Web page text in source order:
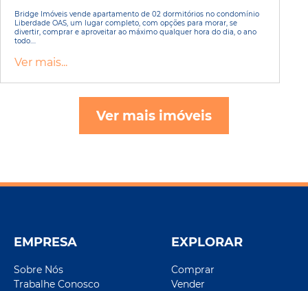
Bridge Imóveis vende apartamento de 02 dormitórios no condomínio
Liberdade OAS, um lugar completo, com opções para morar, se
divertir, comprar e aproveitar ao máximo qualquer hora do dia, o ano
todo....
Ver mais...
Ver mais imóveis
EMPRESA
Sobre Nós
Trabalhe Conosco
EXPLORAR
Comprar
Vender